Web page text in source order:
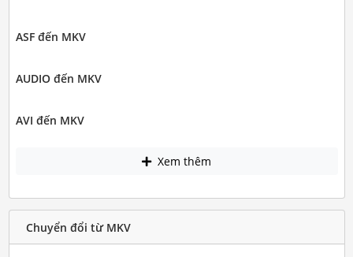
ASF đến MKV
AUDIO đến MKV
AVI đến MKV
Xem thêm
Chuyển đổi từ MKV